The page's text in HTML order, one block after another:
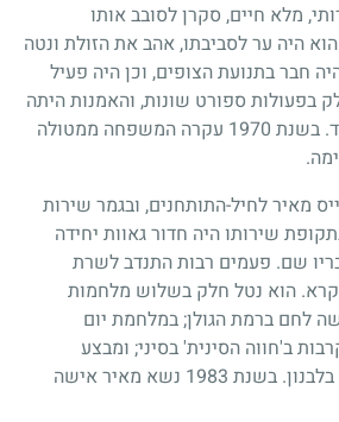
מלא חיים, סקרן לסובב אותו
היה ער לסביבתו, אהב את הזולת ונטה
חבר בתנועת הצופים, וכן היה פעיל
בפעולות ספורט שונות, והאמנות היתה
בשנת 1970 עקרה המשפחה ממטולה
מאיר לחיל-התותחנים, ובגמר שירות
שירותו היה חדור גאוות יחידה
שם. פעמים רבות התנדב לשרת
הוא נטל חלק בשלוש מלחמות
לחם ברמת הגולן;במלחמת יום
ב'חווה הסינית' בסיני; ומבצע
בשנת 1983 נשא מאיר אישה